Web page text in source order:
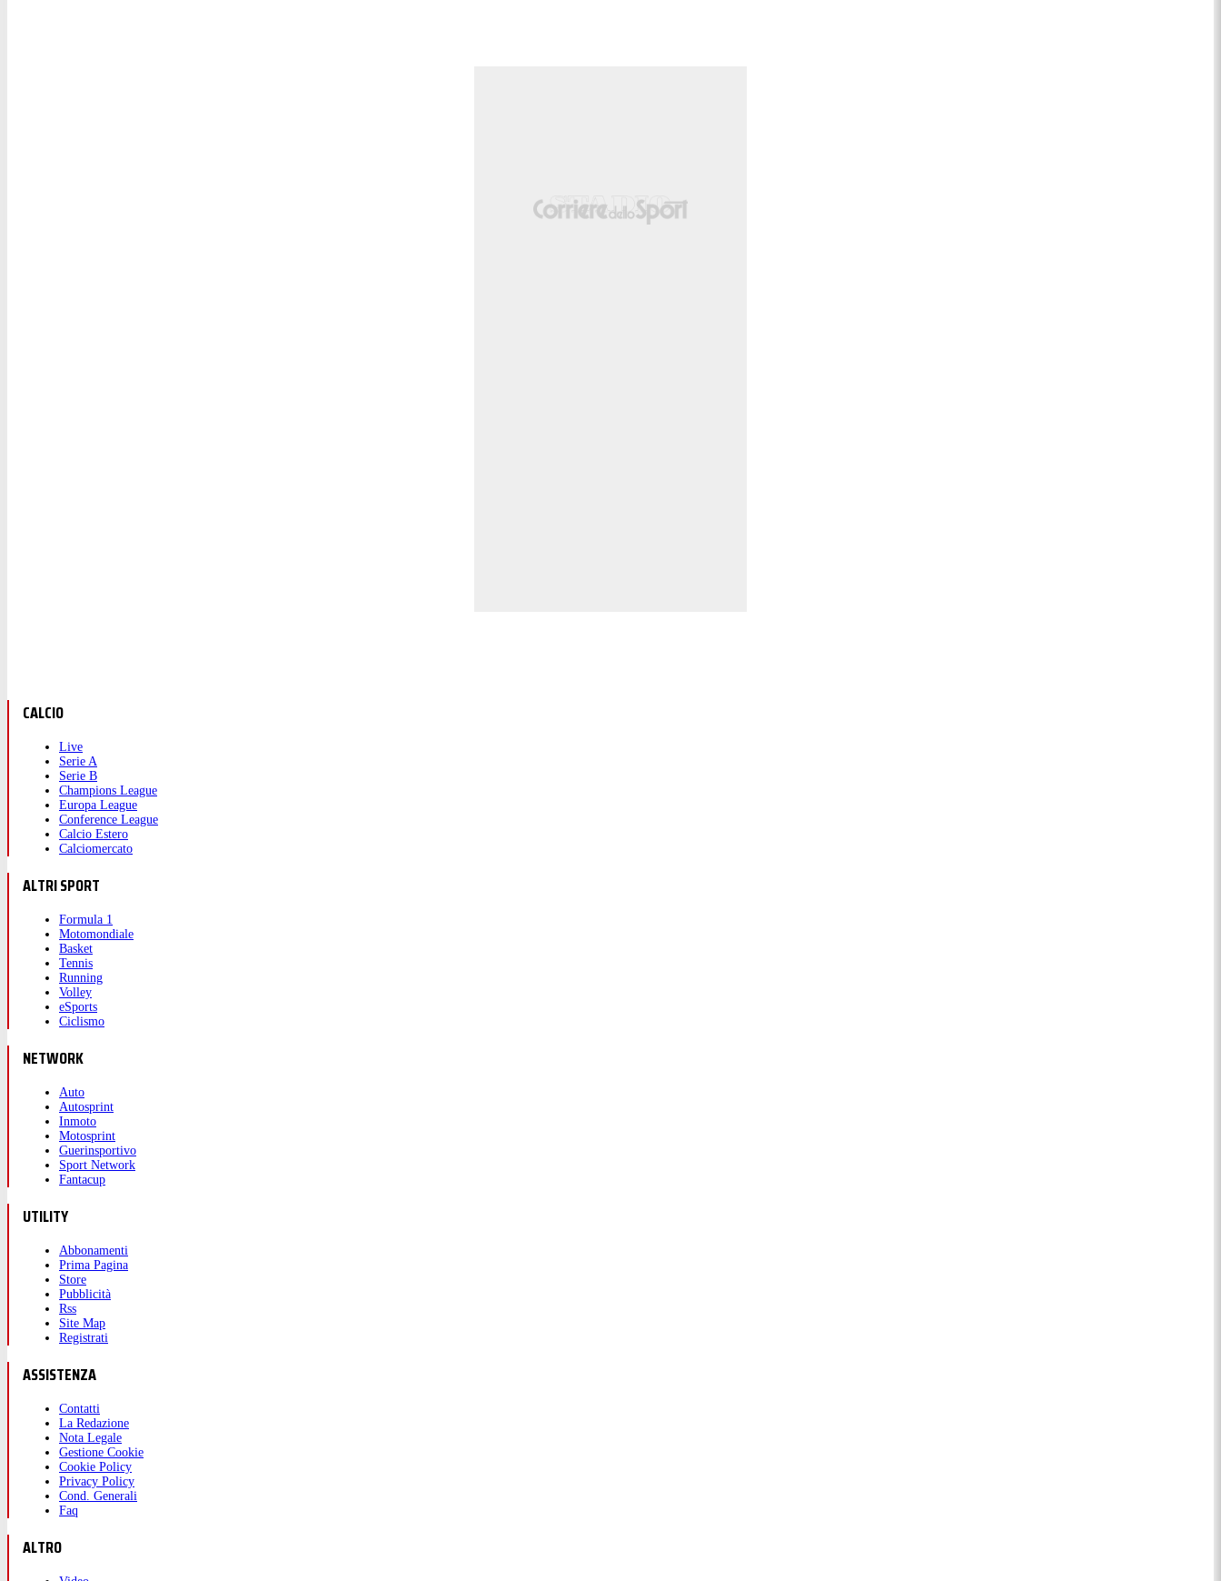
CALCIO
Live
Serie A
Serie B
Champions League
Europa League
Conference League
Calcio Estero
Calciomercato
ALTRI SPORT
Formula 1
Motomondiale
Basket
Tennis
Running
Volley
eSports
Ciclismo
NETWORK
Auto
Autosprint
Inmoto
Motosprint
Guerinsportivo
Sport Network
Fantacup
UTILITY
Abbonamenti
Prima Pagina
Store
Pubblicità
Rss
Site Map
Registrati
ASSISTENZA
Contatti
La Redazione
Nota Legale
Gestione Cookie
Cookie Policy
Privacy Policy
Cond. Generali
Faq
ALTRO